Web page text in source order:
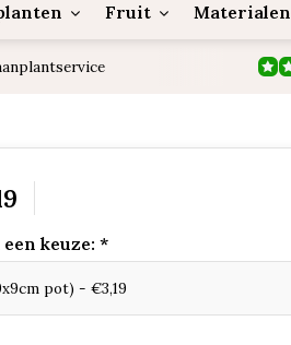
Fruit Materialen
keuze: *